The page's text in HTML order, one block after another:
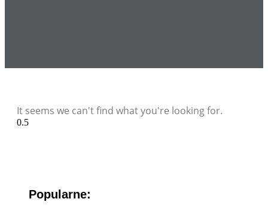
It seems we can't find what you're looking for.
Popularne: